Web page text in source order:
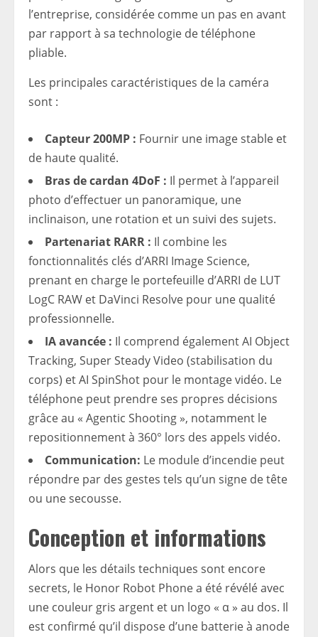
l’entreprise, considérée comme un pas en avant
par rapport à sa technologie de téléphone
pliable.
Les principales caractéristiques de la caméra
sont :
Capteur 200MP : Fournir une image stable et
de haute qualité.
Bras de cardan 4DoF : Il permet à l’appareil
photo d’effectuer un panoramique, une
inclinaison, une rotation et un suivi des sujets.
Partenariat RARR : Il combine les
fonctionnalités clés d’ARRI Image Science,
prenant en charge le portefeuille d’ARRI de LUT
LogC RAW et DaVinci Resolve pour une qualité
professionnelle.
IA avancée : Il comprend également AI Object
Tracking, Super Steady Video (stabilisation du
corps) et AI SpinShot pour le montage vidéo. Le
téléphone peut prendre ses propres décisions
grâce au « Agentic Shooting », notamment le
repositionnement à 360° lors des appels vidéo.
Communication: Le module d’incendie peut
répondre par des gestes tels qu’un signe de tête
ou une secousse.
Conception et informations
Alors que les détails techniques sont encore
secrets, le Honor Robot Phone a été révélé avec
une couleur gris argent et un logo « α » au dos. Il
est confirmé qu’il dispose d’une batterie à anode